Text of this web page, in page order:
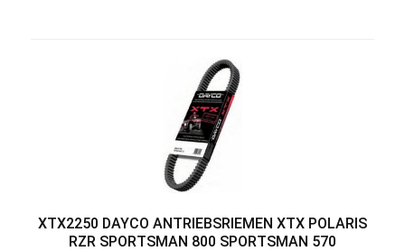
XTX2250 DAYCO ANTRIEBSRIEMEN XTX POLARIS
RZR SPORTSMAN 800 SPORTSMAN 570